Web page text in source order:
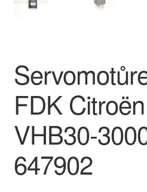
Reklamační řád
Vrakoviště Citroën
FDK
VHB30-
647902